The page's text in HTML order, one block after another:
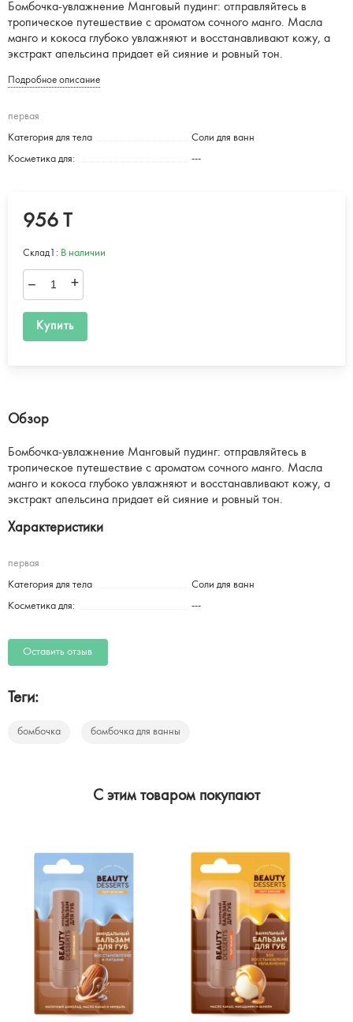
Бомбочка-увлажнение Манговый пудинг: отправляйтесь в
тропическое путешествие с ароматом сочного манго. Масла
манго и кокоса глубоко увлажняют и восстанавливают кожу, а
экстракт апельсина придает ей сияние и ровный тон.
Подробное описание
первая
Категория для тела Соли для ванн
Косметика для: ---
956 T
Склад1: В наличии
– +
Купить
Обзор
Бомбочка-увлажнение Манговый пудинг: отправляйтесь в
тропическое путешествие с ароматом сочного манго. Масла
манго и кокоса глубоко увлажняют и восстанавливают кожу, а
экстракт апельсина придает ей сияние и ровный тон.
Характеристики
первая
Категория для тела Соли для ванн
Косметика для: ---
Оставить отзыв
Теги:
бомбочка бомбочка для ванны
C этим товаром покупают